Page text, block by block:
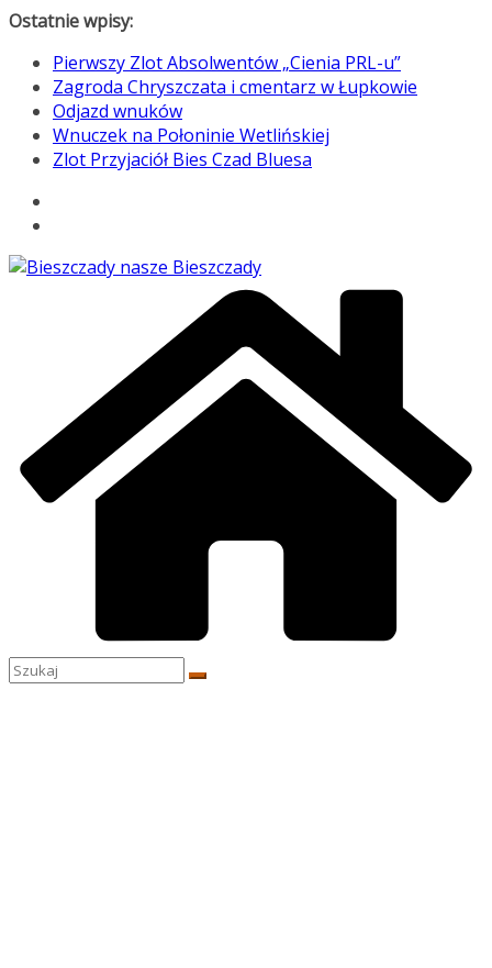
Przejdź
treści
Ostatnie wpisy:
Pierwszy Zlot Absolwentów „Cienia PRL-u”
Zagroda Chryszczata i cmentarz w Łupkowie
Odjazd wnuków
Wnuczek na Połoninie Wetlińskiej
Zlot Przyjaciół Bies Czad Bluesa